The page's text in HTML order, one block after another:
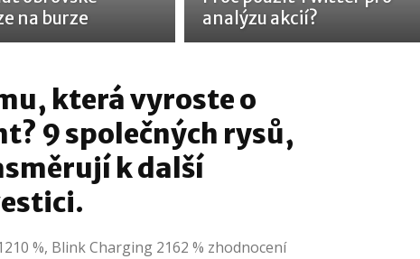
na burze
analýzu akcií?
která vyroste o
9 společných rysů,
k další
%, Blink Charging 2162 % zhodnocení